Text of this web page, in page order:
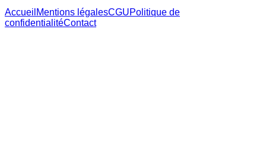
Accueil Mentions légalesCGUPolitique de
confidentialitéContact